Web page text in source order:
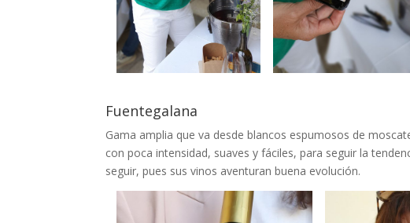
Fuentegalana
Gama amplia que va desde blancos espumosos de
con poca intensidad, suaves y fáciles, para seguir la
seguir, pues sus vinos aventuran buena evolución.